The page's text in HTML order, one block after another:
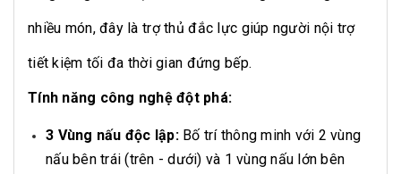
nhiều món, đây là trợ thủ đắc lực giúp người nội trợ
tiết kiệm tối đa thời gian đứng bếp.
Tính năng công nghệ đột phá:
3 Vùng nấu độc lập:Bố trí thông minh với 2 vùng
nấu bên trái (trên - dưới) và 1 vùng nấu lớn bên